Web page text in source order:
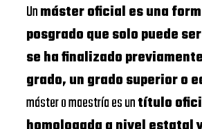
Unmáster oficial es una
posgrado que solo puede
se ha finalizado
grado, un grado superior o
máster o maestría es untítulo